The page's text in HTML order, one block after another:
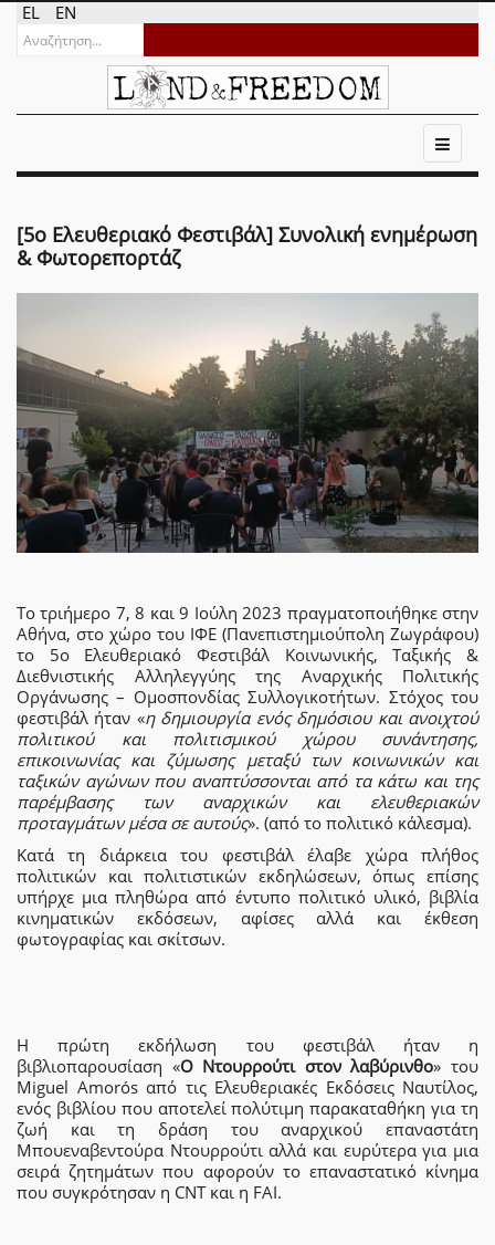
EL EN
[5ο Ελευθεριακό Φεστιβάλ] Συνολική ενημέρωση
& Φωτορεπορτάζ
Το τριήμερο 7, 8 και 9 Ιούλη 2023 πραγματοποιήθηκε στην
Αθήνα, στο χώρο του ΙΦΕ (Πανεπιστημιούπολη Ζωγράφου)
το 5ο Ελευθεριακό Φεστιβάλ Κοινωνικής, Ταξικής &
Διεθνιστικής Αλληλεγγύης της Αναρχικής Πολιτικής
Οργάνωσης – Ομοσπονδίας Συλλογικοτήτων. Στόχος του
φεστιβάλ ήταν «η δημιουργία ενός δημόσιου και ανοιχτού
πολιτικού και πολιτισμικού χώρου συνάντησης,
επικοινωνίας και ζύμωσης μεταξύ των κοινωνικών και
ταξικών αγώνων που αναπτύσσονται από τα κάτω και της
παρέμβασης των αναρχικών και ελευθεριακών
προταγμάτων μέσα σε αυτούς». (από το πολιτικό κάλεσμα).
Κατά τη διάρκεια του φεστιβάλ έλαβε χώρα πλήθος
πολιτικών και πολιτιστικών εκδηλώσεων, όπως επίσης
υπήρχε μια πληθώρα από έντυπο πολιτικό υλικό, βιβλία
κινηματικών εκδόσεων, αφίσες αλλά και έκθεση
φωτογραφίας και σκίτσων.
Η πρώτη εκδήλωση του φεστιβάλ ήταν η
βιβλιοπαρουσίαση «Ο Ντουρρούτι στον λαβύρινθο» του
Miguel Amorós από τις Ελευθεριακές Εκδόσεις Ναυτίλος,
ενός βιβλίου που αποτελεί πολύτιμη παρακαταθήκη για τη
ζωή και τη δράση του αναρχικού επαναστάτη
Μπουεναβεντούρα Ντουρρούτι αλλά και ευρύτερα για μια
σειρά ζητημάτων που αφορούν το επαναστατικό κίνημα
που συγκρότησαν η CNT και η FAI.